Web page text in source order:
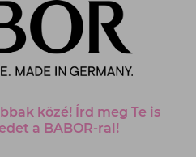
közé! Írd meg Te is
a BABOR-ral!